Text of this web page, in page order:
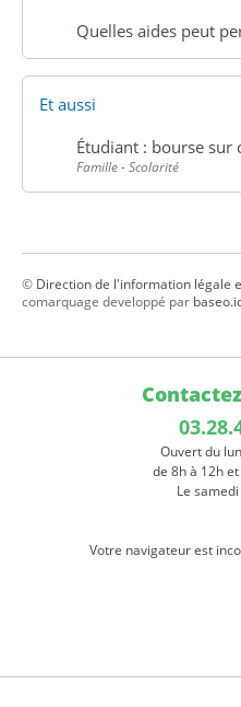
Quelles aides peut
Et aussi
Étudiant : bourse sur
Famille - Scolarité
© Direction de l'information légale
comarquage developpé par
Ouvert du
de 8h à 12h
Le
Votre navigateur est